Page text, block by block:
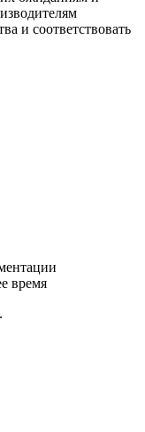
и соответствовать
время